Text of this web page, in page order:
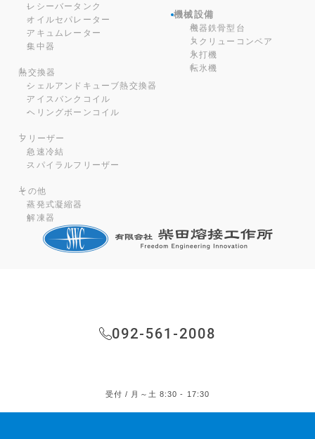
レシーバータンク
オイルセパレーター
アキュムレーター
集中器
熱交換器
シェルアンドキューブ熱交換器
アイスバンクコイル
ヘリングボーンコイル
フリーザー
急速冷結
スパイラルフリーザー
その他
蒸発式凝縮器
解凍器
機械設備
機器鉄骨型台
スクリューコンベア
氷打機
転氷機
092-561-2008
受付 / 月～土 8:30 - 17:30